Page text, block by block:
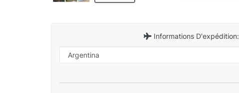
Informations D'expédition: